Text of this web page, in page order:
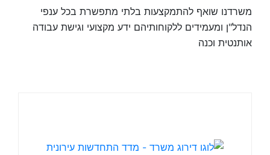
משרדנו שואף להתמקצעות בלתי מתפשרת בכל ענפי
הנדל"ן ומעמידים ללקוחותיהם ידע מקצועי וגישת עבודה
אותנטית וכנה